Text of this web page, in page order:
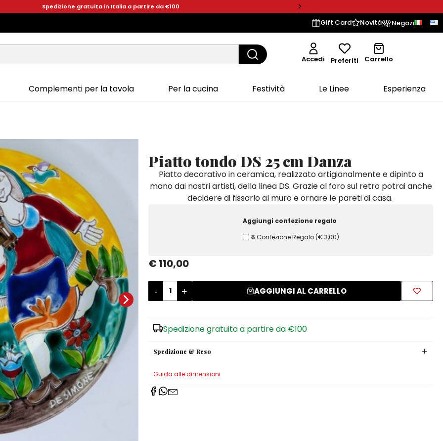
Spedizione gratuita in Italia a partire da €100
Gift Card Novità Negozi
Accedi Preferiti Carrello
Complementi per la tavola Per la cucina Festività Le Linee Esperienza
Piatto tondo DS 25 cm Danza
Piatto decorativo in ceramica, realizzato artigianalmente e dipinto a
mano dai nostri artisti, della linea DS. Grazie al foro sul retro potrai anche
decidere di fissarlo al muro e ornare le pareti di casa.
Aggiungi confezione regalo
Ⰶ Confezione Regalo (€ 3,00)
€ 110,00
- + AGGIUNGI AL CARRELLO
Spedizione gratuita a partire da €100
Spedizione & Reso
Guida alle dimensioni